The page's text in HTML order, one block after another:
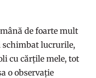
de foarte mult
schimbat lucrurile,
cu cărțile mele, tot
o observație